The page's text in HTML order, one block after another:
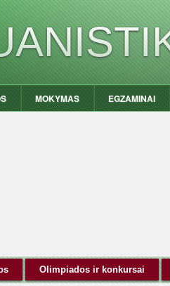
MOKYMAS EGZAMINAI
Olimpiados ir konkursai